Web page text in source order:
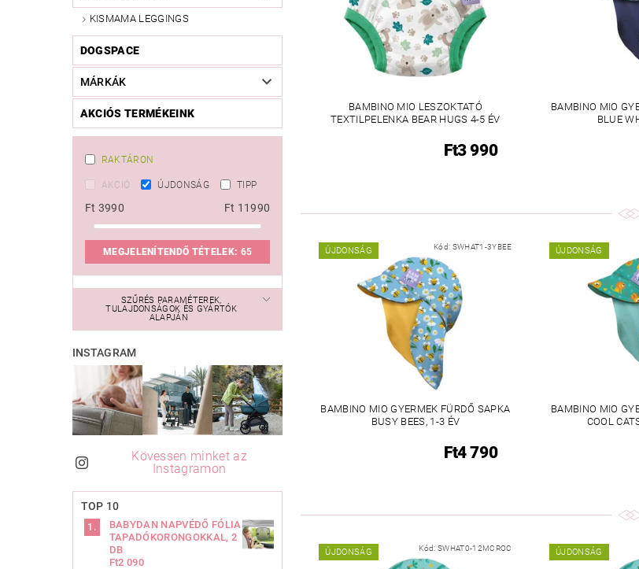
KISMAMA LEGGINGS
DOGSPACE
MÁRKÁK
AKCIÓS TERMÉKEINK
RAKTÁRON
AKCIÓ ÚJDONSÁG TIPP
Ft 3990 Ft 11990
MEGJELENÍTENDŐ TÉTELEK: 65
SZŰRÉS PARAMÉTEREK,
TULAJDONSÁGOK ÉS GYÁRTÓK
ALAPJÁN
INSTAGRAM
Kövessen minket az
Instagramon
TOP 10
BABYDAN NAPVÉDŐ FÓLIA
TAPADÓKORONGOKKAL, 2
DB
Ft2 090
BAMBINO MIO LESZOKTATÓ
TEXTILPELENKA BEAR HUGS 4-5 ÉV
Ft3 990
BAMBINO MIO
BLUE
ÚJDONSÁG Kód: SWHAT1-3YBEE
BAMBINO MIO GYERMEK FÜRDŐ SAPKA
BUSY BEES, 1-3 ÉV
Ft4 790
ÚJDONSÁG
BAMBINO MIO
COOL
ÚJDONSÁG Kód: SWHAT0-12MCROC ÚJDONSÁG